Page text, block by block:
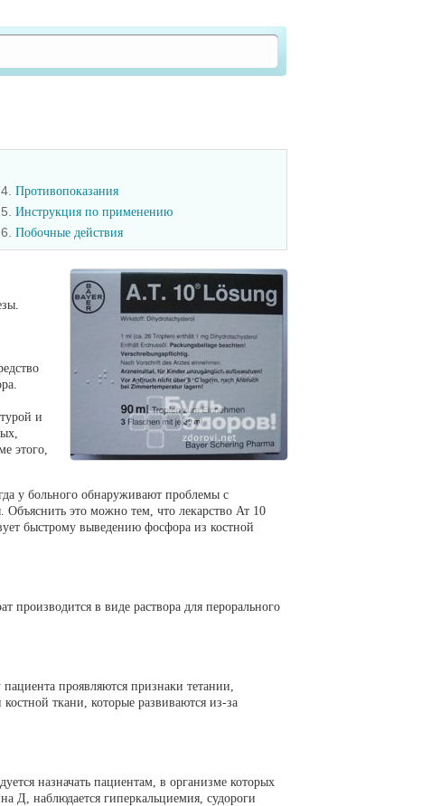
4. Противопоказания
5. Инструкция по применению
6. Побочные действия
и
этого,
у больного обнаруживают проблемы с
это можно тем, что лекарство Ат 10
быстрому выведению фосфора из костной
производится в виде раствора для перорального
проявляются признаки тетании,
ткани, которые развиваются из-за
назначать пациентам, в организме которых
Д, наблюдается гиперкальциемия, судороги